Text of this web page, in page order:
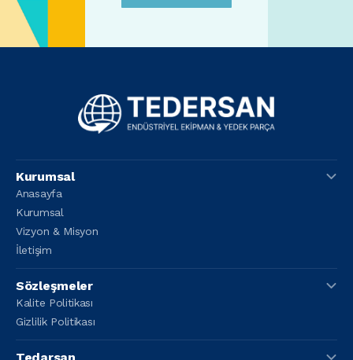
Kurumsal
Anasayfa
Kurumsal
Vizyon & Misyon
İletişim
Sözleşmeler
Kalite Politikası
Gizlilik Politikası